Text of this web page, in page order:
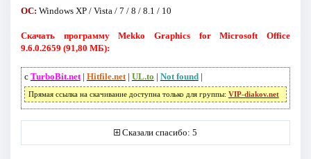
ОС: Windows XP / Vista / 7 / 8 / 8.1 / 10
Скачать программу Mekko Graphics for Microsoft Office
9.6.0.2659 (91,80 МБ):
с TurboBit.net| Hitfile.net| UL.to | Not found|
Прямая ссылка на скачивание доступна только для группы: VIP-diakov.net
Сказали спасибо: 5